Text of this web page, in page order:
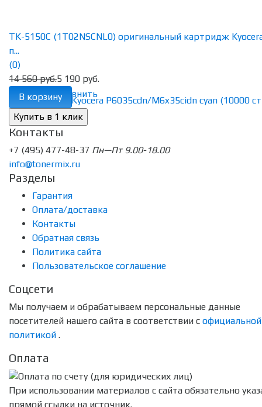
избранное сравнить
TK-5150C (1T02NSCNL0) оригинальный картридж
п...
(0)
14 560 руб.5 190 руб.
В корзину
Контакты
+7 (495) 477-48-37 Пн—Пт 9.00-18.00
info@tonermix.ru
Разделы
Гарантия
Оплата/доставка
Контакты
Обратная связь
Политика сайта
Пользовательское соглашение
Соцсети
Мы получаем и обрабатываем персональные данные
посетителей нашего сайта в соответствии с официальной
политикой .
Оплата
При использовании материалов с сайта обязательно
прямой ссылки на источник.